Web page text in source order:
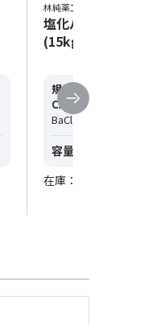
林純薬工業
塩化バリウム二水
(15kg)
規格・用途
CAS RN
BaCl2･2H2O
容量：
在庫：0